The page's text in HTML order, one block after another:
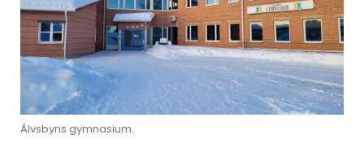
Älvsbyns gymnasium.